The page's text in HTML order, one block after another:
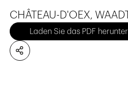
CHÂTEAU-D'OEX, WAADT
Laden Sie das PDF herunter